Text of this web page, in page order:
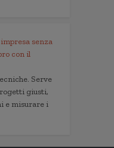
senza
con il
Serve
giusti,
e misurare i